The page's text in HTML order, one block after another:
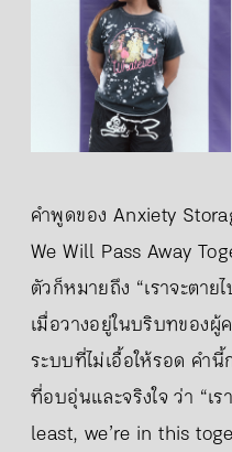
คำพูดของ Anxiety
We Will Pass Away
ตัวก็หมายถึง “เราจะตา
เมื่อวางอยู่ในบริบทของ
ระบบที่ไม่เอื้อให้รอด คำ
ที่อบอุ่นและจริงใจ ว่า “เ
least, we’re in this